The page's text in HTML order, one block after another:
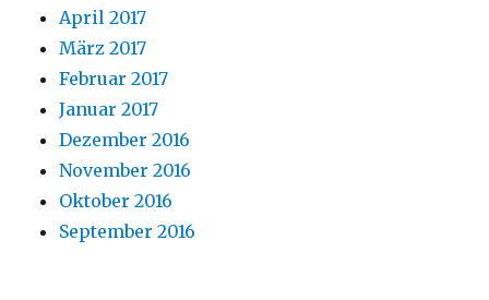
April 2017
März 2017
Februar 2017
Januar 2017
Dezember 2016
November 2016
Oktober 2016
September 2016